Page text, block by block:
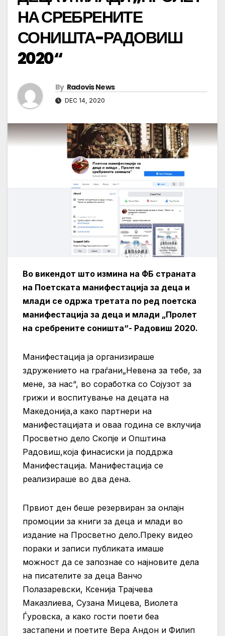
НА СРЕБРЕНИТЕ
СОНИШТА-РАДОВИШ
2020“
By Radovis News
DEC 14, 2020
Во викендот што измина на ФБ страната
на Поетската манифестација за деца и
млади се одржа третата по ред поетска
манифестација за деца и млади „Пролет
на сребрените соништа“- Радовиш 2020.
Манифестација ја организираше
здружението на граѓани„Невена за тебе, за
мене, за нас“, во соработка со Сојузот за
грижи и воспитување на децата на
Македонија,а како партнери на
манифестацијата и оваа година се вклучија
Просветно дело Скопје и Општина
Радовиш,која финасиски ја поддржа
Манифестација. Манифестација се
реализираше во два дена.
Првиот ден беше резервиран за онлајн
промоции за книги за деца и млади во
издание на Просветно дело.Преку видео
пораки и записи публиката имаше
можност да се запознае со најновите дела
на писателите за деца Ванчо
Полазаревски, Ксенија Трајчева
Маказлиева, Сузана Мицева, Виолета
Ѓуровска, а како гости поети беа
застапени и поетите Вера Андон и Филип